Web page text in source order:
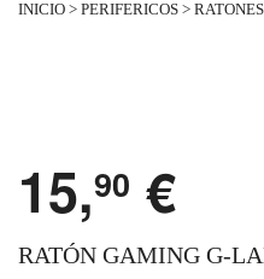
INICIO > PERIFERICOS > RATONES
15,90 €
RATÓN GAMING G-